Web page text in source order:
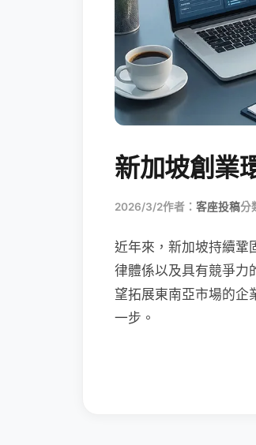
新加坡創業
2026/3/2作者： 客座投稿分
近年來，新加坡持續鞏
律體係以及具有競爭力
望拓展東南亞市場的企
一步。